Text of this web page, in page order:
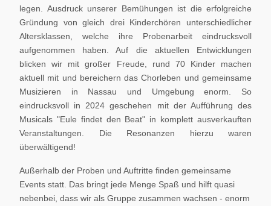
legen. Ausdruck unserer Bemühungen ist die erfolgreiche
Gründung von gleich drei Kinderchören unterschiedlicher
Altersklassen, welche ihre Probenarbeit eindrucksvoll
aufgenommen haben. Auf die aktuellen Entwicklungen
blicken wir mit großer Freude, rund 70 Kinder machen
aktuell mit und bereichern das Chorleben und gemeinsame
Musizieren in Nassau und Umgebung enorm. So
eindrucksvoll in 2024 geschehen mit der Aufführung des
Musicals "Eule findet den Beat" in komplett ausverkauften
Veranstaltungen. Die Resonanzen hierzu waren
überwältigend!
Außerhalb der Proben und Auftritte finden gemeinsame
Events statt. Das bringt jede Menge Spaß und hilft quasi
nebenbei, dass wir als Gruppe zusammen wachsen - enorm